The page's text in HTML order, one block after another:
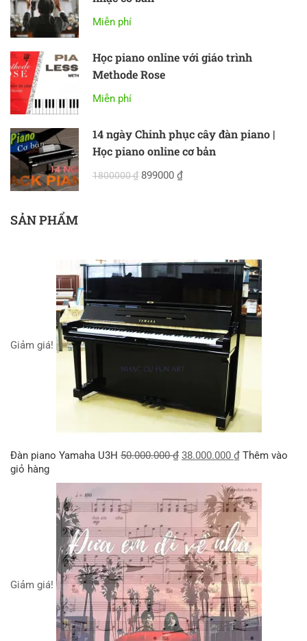
Miễn phí
Học piano online với giáo trình
Methode Rose
Miễn phí
14 ngày Chinh phục cây đàn piano |
Học piano online cơ bản
1800000 ₫ 899000 ₫
SẢN PHẨM
Giảm giá!
Đàn piano Yamaha U3H 50.000.000₫ 38.000.000 ₫ Thêm vào
giỏ hàng
Giảm giá!